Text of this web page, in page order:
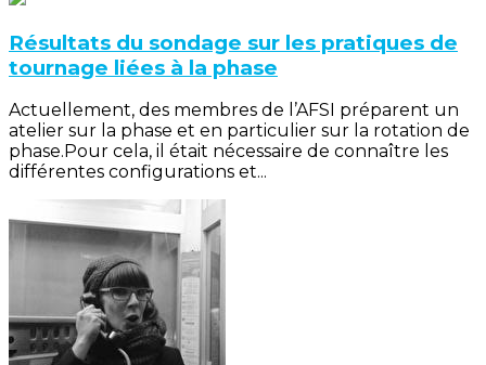
Résultats du sondage sur les pratiques de
tournage liées à la phase
Actuellement, des membres de l’AFSI préparent un
atelier sur la phase et en particulier sur la rotation de
phase.Pour cela, il était nécessaire de connaître les
différentes configurations et...